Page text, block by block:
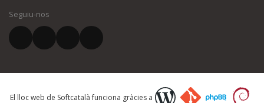
El vostre correu electrònic *
Què proposeu?
Seguiu-nos
El lloc web de Softcatalà funciona gràcies a